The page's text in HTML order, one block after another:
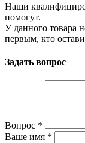
Наши
помогут.
У данного товара
первым, кто
Задать вопрос
Вопрос *
Ваше имя *